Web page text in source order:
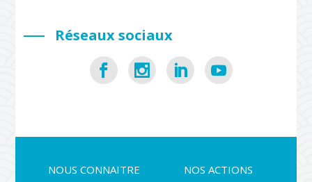
Réseaux sociaux
NOUS CONNAITRE NOS ACTIONS